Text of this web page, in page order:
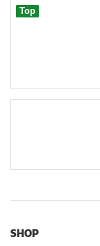
Top
SHOP